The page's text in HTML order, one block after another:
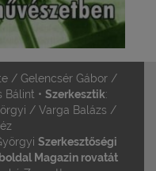
/ Gelencsér Gábor /
Bálint • Szerkesztik:
/ Varga Balázs /
Szerkesztőségi
Magazin rovatát